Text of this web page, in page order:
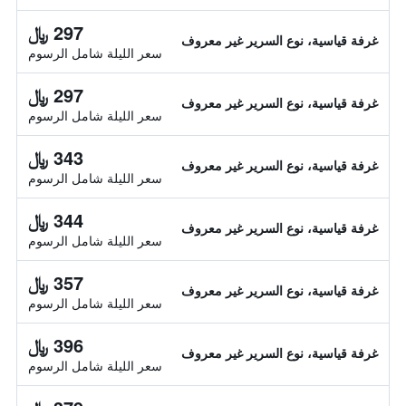
غرفة قياسية، نوع السرير غير معروف 297 ﷼
سعر الليلة شامل الرسوم
غرفة قياسية، نوع السرير غير معروف 297 ﷼
سعر الليلة شامل الرسوم
غرفة قياسية، نوع السرير غير معروف 343 ﷼
سعر الليلة شامل الرسوم
غرفة قياسية، نوع السرير غير معروف 344 ﷼
سعر الليلة شامل الرسوم
غرفة قياسية، نوع السرير غير معروف 357 ﷼
سعر الليلة شامل الرسوم
غرفة قياسية، نوع السرير غير معروف 396 ﷼
سعر الليلة شامل الرسوم